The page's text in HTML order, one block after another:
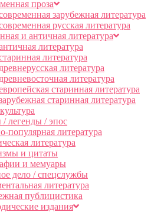
проза
зарубежная литература
русская литература
и античная литература
литература
литература
древнерусская литература
древневосточная литература
старинная литература
старинная литература
легенды / эпос
популярная литература
литература
и цитаты
и мемуары
дело / спецслужбы
литература
публицистика
издания